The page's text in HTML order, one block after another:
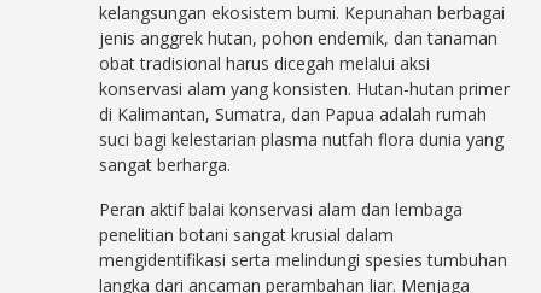
kelangsungan ekosistem bumi. Kepunahan berbagai
jenis anggrek hutan, pohon endemik, dan tanaman
obat tradisional harus dicegah melalui aksi
konservasi alam yang konsisten. Hutan-hutan primer
di Kalimantan, Sumatra, dan Papua adalah rumah
suci bagi kelestarian plasma nutfah flora dunia yang
sangat berharga.
Peran aktif balai konservasi alam dan lembaga
penelitian botani sangat krusial dalam
mengidentifikasi serta melindungi spesies tumbuhan
langka dari ancaman perambahan liar. Menjaga